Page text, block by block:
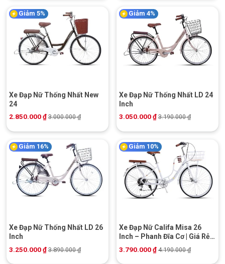
Giảm 5%
Xe Đạp Nữ Thống Nhất New
24
2.850.000₫ 3.000.000₫
Giảm 4%
Xe Đạp Nữ Thống Nhất LD 24
Inch
3.050.000₫ 3.190.000₫
Giảm 16%
Xe Đạp Nữ Thống Nhất LD 26
Inch
3.250.000₫ 3.890.000₫
Giảm 10%
Xe Đạp Nữ Califa Misa 26
Inch – Phanh Đĩa Cơ | Giá Rẻ |
Khuyến Mãi Hot
3.790.000₫ 4.190.000₫